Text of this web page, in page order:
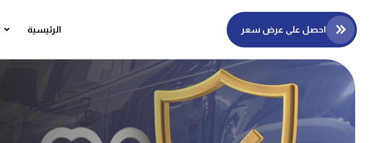
الرئيسية احصل على عرض سعر